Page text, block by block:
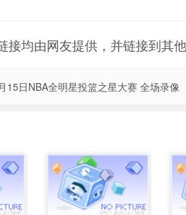
接均由网友提供，并链接到其他
15日NBA全明星投篮之星大赛 全场录像